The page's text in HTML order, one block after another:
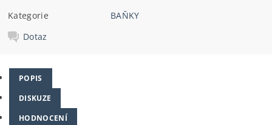
Kategorie
BAŇKY
Dotaz
POPIS
DISKUZE
HODNOCENÍ